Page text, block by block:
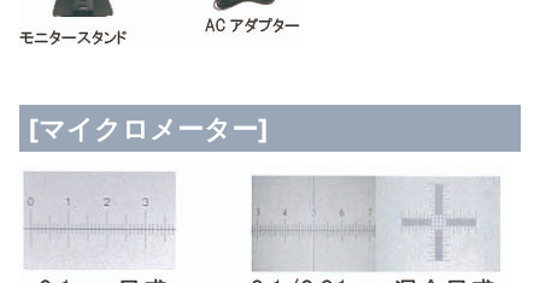
[マイクロメーター]